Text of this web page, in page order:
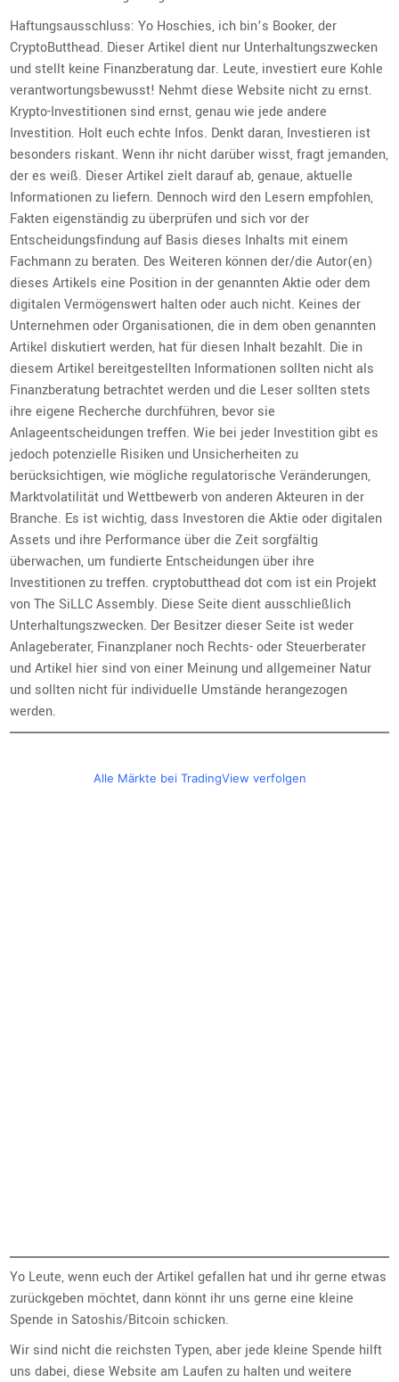
Haftungsausschluss: Yo Hoschies, ich bin’s Booker, der
CryptoButthead. Dieser Artikel dient nur Unterhaltungszwecken
und stellt keine Finanzberatung dar. Leute, investiert eure Kohle
verantwortungsbewusst! Nehmt diese Website nicht zu ernst.
Krypto-Investitionen sind ernst, genau wie jede andere
Investition. Holt euch echte Infos. Denkt daran, Investieren ist
besonders riskant. Wenn ihr nicht darüber wisst, fragt jemanden,
der es weiß. Dieser Artikel zielt darauf ab, genaue, aktuelle
Informationen zu liefern. Dennoch wird den Lesern empfohlen,
Fakten eigenständig zu überprüfen und sich vor der
Entscheidungsfindung auf Basis dieses Inhalts mit einem
Fachmann zu beraten. Des Weiteren können der/die Autor(en)
dieses Artikels eine Position in der genannten Aktie oder dem
digitalen Vermögenswert halten oder auch nicht. Keines der
Unternehmen oder Organisationen, die in dem oben genannten
Artikel diskutiert werden, hat für diesen Inhalt bezahlt. Die in
diesem Artikel bereitgestellten Informationen sollten nicht als
Finanzberatung betrachtet werden und die Leser sollten stets
ihre eigene Recherche durchführen, bevor sie
Anlageentscheidungen treffen. Wie bei jeder Investition gibt es
jedoch potenzielle Risiken und Unsicherheiten zu
berücksichtigen, wie mögliche regulatorische Veränderungen,
Marktvolatilität und Wettbewerb von anderen Akteuren in der
Branche. Es ist wichtig, dass Investoren die Aktie oder digitalen
Assets und ihre Performance über die Zeit sorgfältig
überwachen, um fundierte Entscheidungen über ihre
Investitionen zu treffen. cryptobutthead dot com ist ein Projekt
von The SiLLC Assembly. Diese Seite dient ausschließlich
Unterhaltungszwecken. Der Besitzer dieser Seite ist weder
Anlageberater, Finanzplaner noch Rechts- oder Steuerberater
und Artikel hier sind von einer Meinung und allgemeiner Natur
und sollten nicht für individuelle Umstände herangezogen
werden.
Alle Märkte bei TradingView verfolgen
Yo Leute, wenn euch der Artikel gefallen hat und ihr gerne etwas
zurückgeben möchtet, dann könnt ihr uns gerne eine kleine
Spende in Satoshis/Bitcoin schicken.
Wir sind nicht die reichsten Typen, aber jede kleine Spende hilft
uns dabei, diese Website am Laufen zu halten und weitere